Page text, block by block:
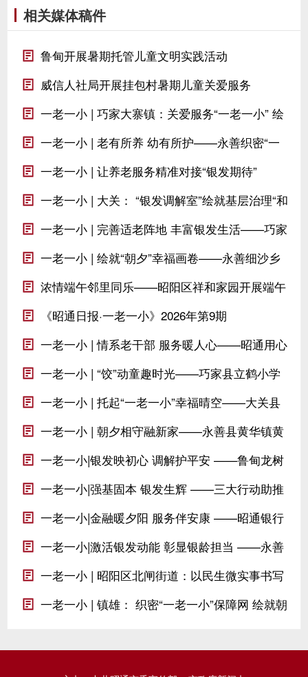
相关媒体稿件
鲁甸开展暑期托管儿童文明实践活动
威信人社局开展挂包村暑期儿童关爱服务
一老一小 | 巧家大寨镇：关爱服务“一老一小” 绘
就温暖民生画卷
一老一小 | 老有所养 幼有所护——永善织密“一
老一小”民生保障网
一老一小 | 让养老服务精准对接“银发期待”
一老一小 | 大关： “银发调解室”绘就基层治理“和
谐图”一老一小 | 完善适老阵地 丰富银发生活——巧家
玉屏街道多点发力打造暖心社区养老圈
一老一小 | 绘就“朝夕”幸福画卷——永善细沙乡
关爱服务“一老一小”工作小记
浓情端午邻里同乐——昭阳区祥和家园开展端午
主题文体联谊活动
《昭通日报·一老一小》2026年第9期
一老一小 | 情系老干部 服务暖人心——昭通用心
用情做好离退休干部服务保障工作
一老一小 | “饺”动童趣时光——巧家县立鹤小学
开展包饺子劳动实践活动侧记
一老一小 | 托起“一老一小”幸福晴空——大关县
织密易地搬迁社区“一老一小”保障网
一老一小 | 朝夕相守融新家——永善县黄华镇黄
葛社区深耕库区移民后续服务纪实
一老一小|银发映初心 调解护平安 ——鲁甸龙树
镇“五老”调解队赋能基层治理
一老一小|强基固本 银发生辉 ——三大行动助推
昭通离退休干部党建工作提质增效
一老一小|金融暖夕阳 服务伴安康 ——昭通银行
业适老化实践绘就幸福晚年图景
一老一小|激活银发动能 彰显银龄担当 ——永善
县深入推进银发人才队伍建设纪实
一老一小 | 昭阳区北闸街道：以民生微实事书写
幸福大文章
一老一小 | 镇雄： 织密“一老一小”保障网 绘就朝